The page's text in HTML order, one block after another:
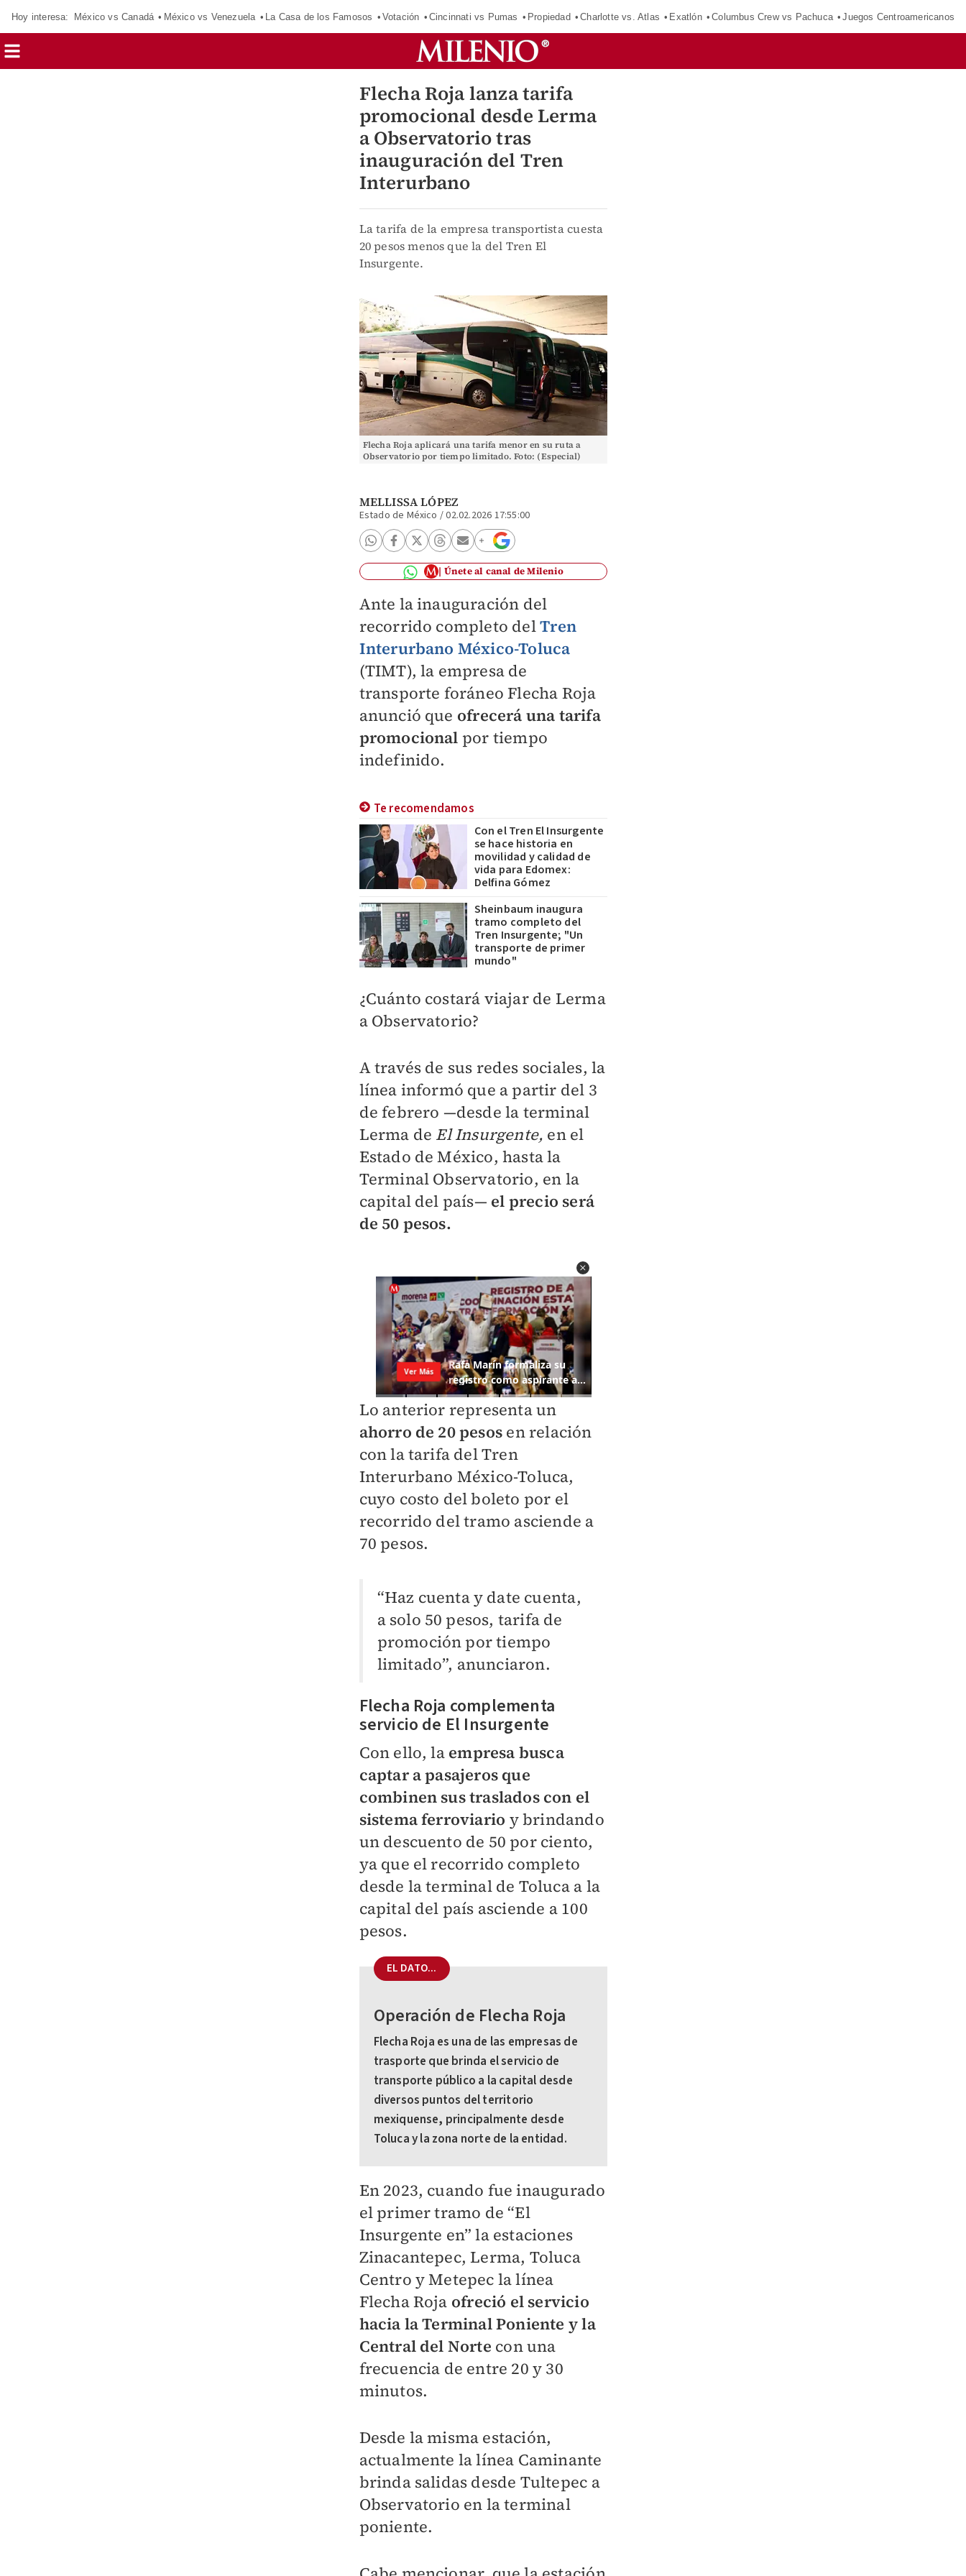
Hoy interesa: México vs Canadá México vs Venezuela La Casa de los Famosos Votación Cincinnati vs Pumas Propiedad Charlotte vs. Atlas Exatlón Columbus Crew vs Pachuca Juegos Centroamericanos
Flecha Roja lanza tarifa
promocional desde Lerma
a Observatorio tras
inauguración del Tren
Interurbano
La tarifa de la empresa transportista cuesta
20 pesos menos que la del Tren El
Insurgente.
Flecha Roja aplicará una tarifa menor en su ruta a
Observatorio por tiempo limitado. Foto: (Especial)
MELLISSA LÓPEZ
Estado de México /02.02.2026 17:55:00
Únete al canal de Milenio
Ante la inauguración del
recorrido completo delTren
Interurbano México-Toluca
(TIMT), la empresa de
transporte foráneo Flecha Roja
anunció que ofrecerá una tarifa
promocional por tiempo
indefinido.
Te recomendamos
Con el Tren El Insurgente
se hace historia en
movilidad y calidad de
vida para Edomex:
Delfina Gómez
Sheinbaum inaugura
tramo completo del
Tren Insurgente; "Un
transporte de primer
mundo"
¿Cuánto costará viajar de Lerma
a Observatorio?
A través de sus redes sociales, la
línea informó que a partir del 3
de febrero —desde la terminal
Lerma de El Insurgente, en el
Estado de México, hasta la
Terminal Observatorio, en la
capital del país— el precio será
de 50 pesos.
Lo anterior representa un
ahorro de 20 pesos en relación
con la tarifa del Tren
Interurbano México-Toluca,
cuyo costo del boleto por el
recorrido del tramo asciende a
70 pesos.
“Haz cuenta y date cuenta,
a solo 50 pesos, tarifa de
promoción por tiempo
limitado”, anunciaron.
Flecha Roja complementa
servicio de El Insurgente
Con ello, la empresa busca
captar a pasajeros que
combinen sus traslados con el
sistema ferroviario y brindando
un descuento de 50 por ciento,
ya que el recorrido completo
desde la terminal de Toluca a la
capital del país asciende a 100
pesos.
EL DATO...
Operación de Flecha Roja
Flecha Roja es una de las empresas de
trasporte que brinda el servicio de
transporte público a la capital desde
diversos puntos del territorio
mexiquense, principalmente desde
Toluca y la zona norte de la entidad.
En 2023, cuando fue inaugurado
el primer tramo de “El
Insurgente en” la estaciones
Zinacantepec, Lerma, Toluca
Centro y Metepec la línea
Flecha Roja ofreció el servicio
hacia la Terminal Poniente y la
Central del Norte con una
frecuencia de entre 20 y 30
minutos.
Desde la misma estación,
actualmente la línea Caminante
brinda salidas desde Tultepec a
Observatorio en la terminal
poniente.